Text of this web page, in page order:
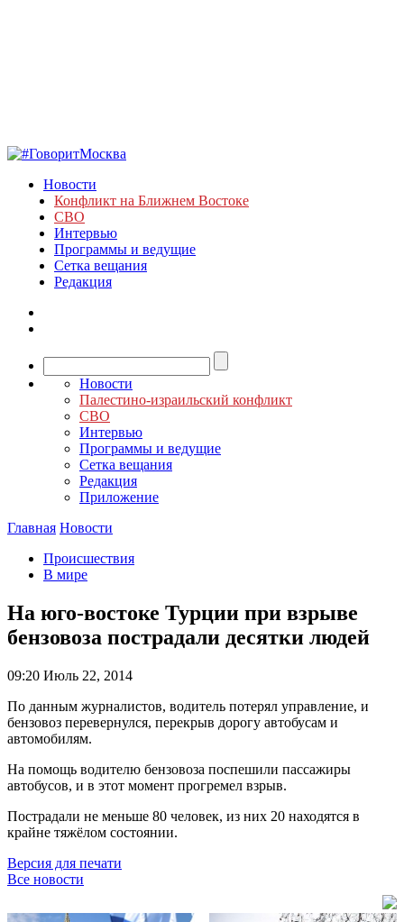
Новости
Конфликт на Ближнем Востоке
СВО
Интервью
Программы и ведущие
Сетка вещания
Редакция
Новости
Палестино-израильский конфликт
СВО
Интервью
Программы и ведущие
Сетка вещания
Редакция
Приложение
Главная Новости
Происшествия
В мире
На юго-востоке Турции при взрыве
бензовоза пострадали десятки людей
09:20 Июль 22, 2014
По данным журналистов, водитель потерял управление, и
бензовоз перевернулся, перекрыв дорогу автобусам и
автомобилям.
На помощь водителю бензовоза поспешили пассажиры
автобусов, и в этот момент прогремел взрыв.
Пострадали не меньше 80 человек, из них 20 находятся в
крайне тяжёлом состоянии.
Версия для печати
Все новости